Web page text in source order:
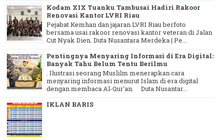
Kodam XIX Tuanku Tambusai Hadiri Rakoor
Renovasi Kantor LVRI Riau
Pejabat Kemhan dan jajaran LVRI Riau berfoto
bersama usai rakoor renovasi kantor veteran di Jalan
Cut Nyak Dien. Duta Nusantara Merdeka | Pe...
Pentingnya Menyaring Informasi di Era Digital:
Banyak Tahu Belum Tentu Berilmu
. Ilustrasi seorang Muslilm menerapkan cara
menyaring informasi menurut Islam di era digital
dengan membaca Al-Qur'an. Duta Nusantar...
IKLAN BARIS